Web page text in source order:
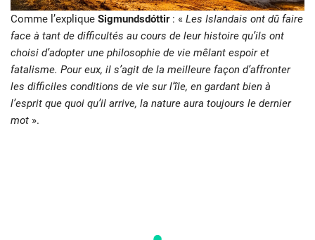
Comme l’explique Sigmundsdóttir: « Les Islandais ont dû faire
face à tant de difficultés au cours de leur histoire qu’ils ont
choisi d’adopter une philosophie de vie mêlant espoir et
fatalisme. Pour eux, il s’agit de la meilleure façon d’affronter
les difficiles conditions de vie sur l’île, en gardant bien à
l’esprit que quoi qu’il arrive, la nature aura toujours le dernier
mot ».